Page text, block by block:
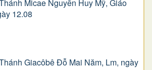
Micae Nguyễn Huy Mỹ, Giáo
12.08
Giacôbê Ðỗ Mai Năm, Lm, ngày